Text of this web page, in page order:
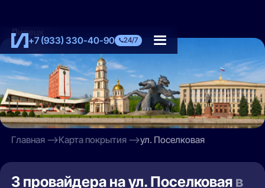
+7 (933) 330-40-90 24/7
Липецк
Главная Карта покрытия ул. Поселковая
3 провайдера на ул. Поселковая в